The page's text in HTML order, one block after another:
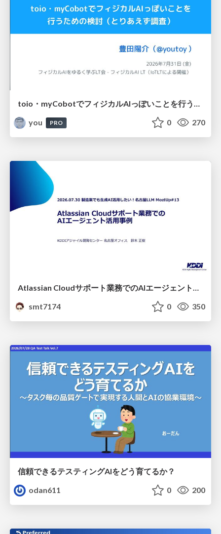
toio・myCobotでフィジカルAIっぽいことを行うための検討（とりあえず調査） / フィジカルAI LT（IoTLTによる開催）
you
PRO 0 270
smt7174
0 350
信頼できるテスティングAIをどう育てるか？
odan611
0 200